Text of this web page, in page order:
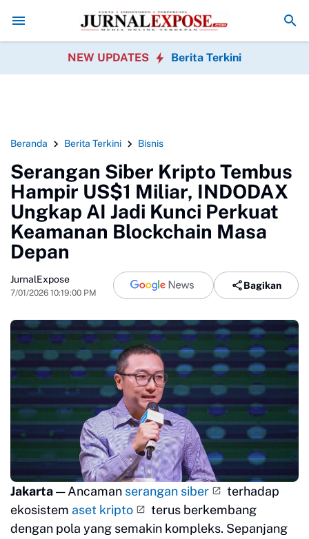
di Menu MBG Ada Gorengan, Wali Murid SDN Pasirwalang
NEW UPDATES Berita Terkini
Beranda Berita Terkini Bisnis
Serangan Siber Kripto Tembus
Hampir US$1 Miliar, INDODAX
Ungkap AI Jadi Kunci Perkuat
Keamanan Blockchain Masa
Depan
JurnalExpose
7/01/2026 10:19:00 PM
Bagikan
Jakarta— Ancaman serangan siber
terhadap
ekosistem aset kripto
terus berkembang
dengan pola yang semakin kompleks. Sepanjang